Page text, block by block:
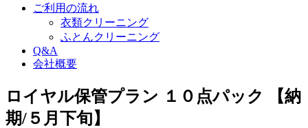
ご利用の流れ
衣類クリーニング
ふとんクリーニング
Q&A
会社概要
ロイヤル保管プラン １０点パック 【納
期/５月下旬】